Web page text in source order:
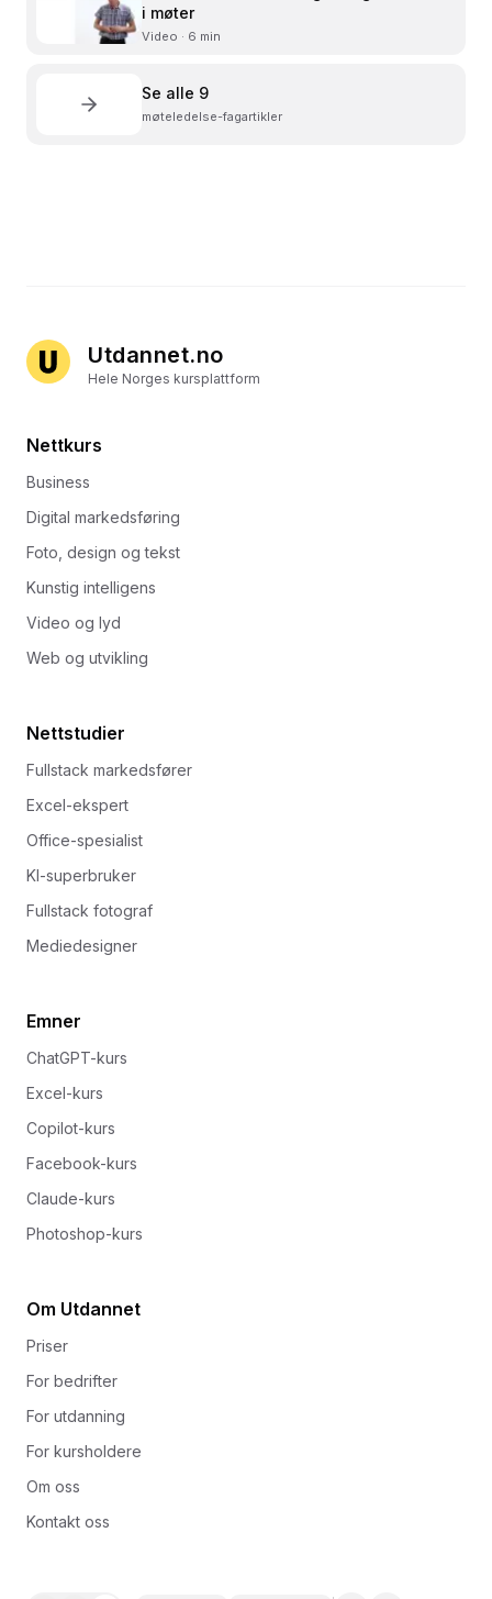
i møter
Video · 6 min
Se alle 9
møteledelse-fagartikler
Utdannet.no
Hele Norges kursplattform
Nettkurs
Business
Digital markedsføring
Foto, design og tekst
Kunstig intelligens
Video og lyd
Web og utvikling
Nettstudier
Fullstack markedsfører
Excel-ekspert
Office-spesialist
KI-superbruker
Fullstack fotograf
Mediedesigner
Emner
ChatGPT-kurs
Excel-kurs
Copilot-kurs
Facebook-kurs
Claude-kurs
Photoshop-kurs
Om Utdannet
Priser
For bedrifter
For utdanning
For kursholdere
Om oss
Kontakt oss